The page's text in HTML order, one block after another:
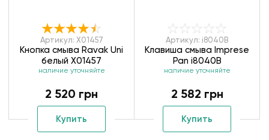
Артикул: X01457
Кнопка смыва Ravak Uni
белый X01457
наличие уточняйте
2 520 грн
Купить
Артикул: i8040B
Клавиша смыва Imprese
Pan i8040B
наличие уточняйте
2 582 грн
Купить